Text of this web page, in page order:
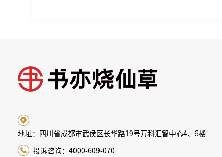
地址：四川省成都市武侯区长华路19号万科汇智中心4、6楼
投诉咨询：4000-609-070